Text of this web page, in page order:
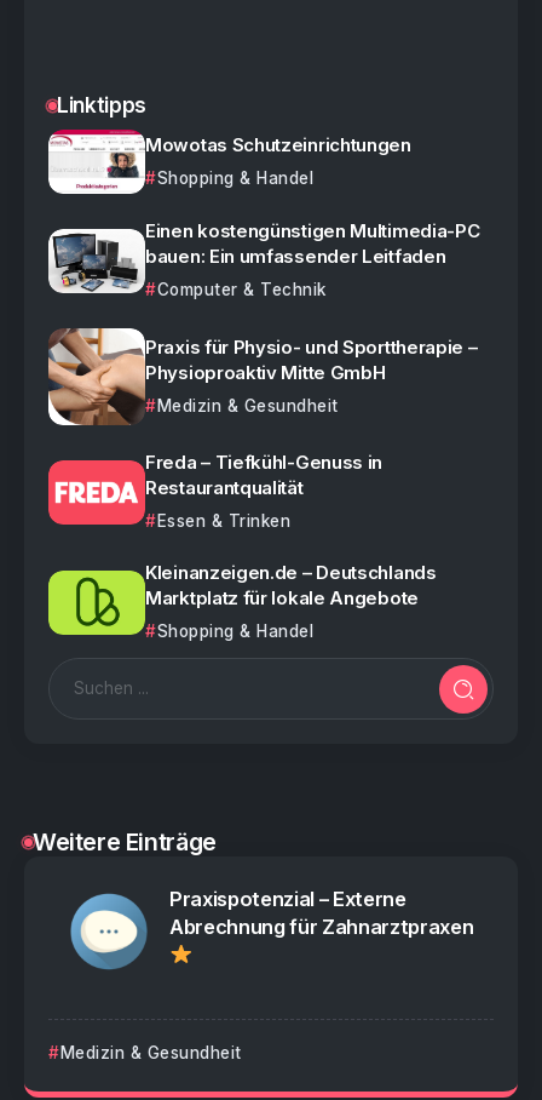
Linktipps
Mowotas Schutzeinrichtungen
Shopping & Handel
Einen kostengünstigen Multimedia-PC
bauen: Ein umfassender Leitfaden
Computer & Technik
Praxis für Physio- und Sporttherapie –
Physioproaktiv Mitte GmbH
Medizin & Gesundheit
Freda – Tiefkühl-Genuss in
Restaurantqualität
Essen & Trinken
Kleinanzeigen.de – Deutschlands
Marktplatz für lokale Angebote
Shopping & Handel
Weitere Einträge
Praxispotenzial – Externe
Abrechnung für Zahnarztpraxen
Medizin & Gesundheit